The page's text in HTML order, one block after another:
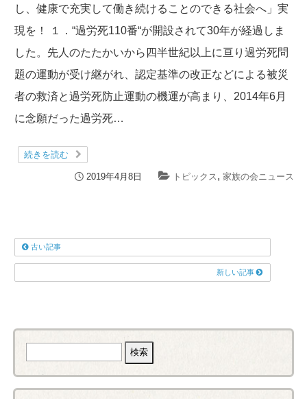
し、健康で充実して働き続けることのできる社会へ」実
現を！ １．“過労死110番“が開設されて30年が経過しま
した。先人のたたかいから四半世紀以上に亘り過労死問
題の運動が受け継がれ、認定基準の改正などによる被災
者の救済と過労死防止運動の機運が高まり、2014年6月
に念願だった過労死…
続きを読む
2019年4月8日 トピックス , 家族の会ニュース
古い記事
新しい記事
検
索: